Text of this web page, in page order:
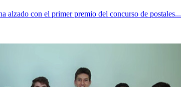
alzado con el primer premio del concurso de postales...